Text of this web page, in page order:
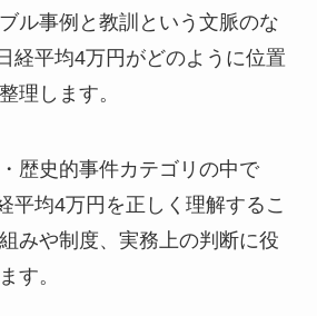
ル事例と教訓という文脈のな
経平均4万円がどのように位置
理します。
歴史的事件カテゴリの中で
平均4万円を正しく理解するこ
みや制度、実務上の判断に役
す。